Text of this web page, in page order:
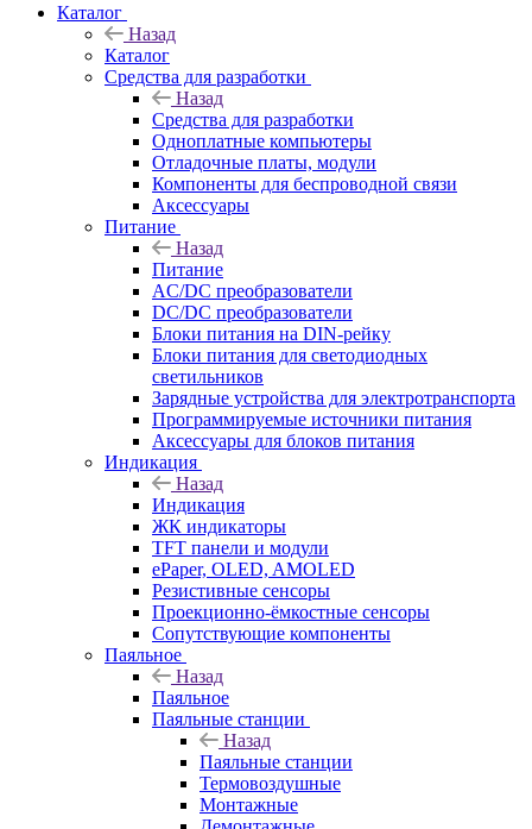
Каталог
Назад
Каталог
Средства для разработки
Назад
Средства для разработки
Одноплатные компьютеры
Отладочные платы, модули
Компоненты для беспроводной связи
Аксессуары
Питание
Назад
Питание
AC/DC преобразователи
DC/DC преобразователи
Блоки питания на DIN-рейку
Блоки питания для светодиодных
светильников
Зарядные устройства для электротранспорта
Программируемые источники питания
Аксессуары для блоков питания
Индикация
Назад
Индикация
ЖК индикаторы
TFT панели и модули
ePaper, OLED, AMOLED
Резистивные сенсоры
Проекционно-ёмкостные сенсоры
Сопутствующие компоненты
Паяльное
Назад
Паяльное
Паяльные станции
Назад
Паяльные станции
Термовоздушные
Монтажные